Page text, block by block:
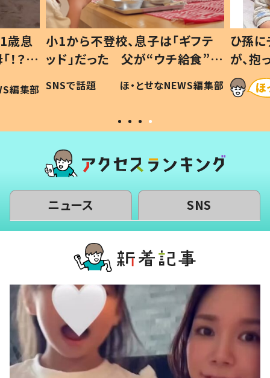
歳息
？」
編集部
小1から不登校、息子は「ギフテ
ッド」だった 父が“ウチ給食”を
作り続ける理由とは #令和の親
#令和の子
SNSで話題 ほ・とせなNEWS編集部
ひ孫
が、
「涙が
い」
ニュース SNS